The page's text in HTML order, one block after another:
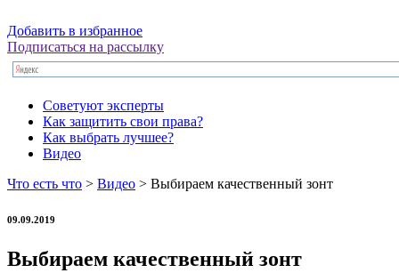
Добавить в избранное
Подписаться на рассылку
Советуют эксперты
Как защитить свои права?
Как выбрать лучшее?
Видео
Что есть что > Видео > Выбираем качественный зонт
09.09.2019
Выбираем качественный зонт